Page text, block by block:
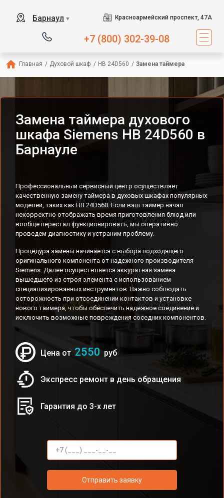
Барнаул ▼ Красноармейский проспект, 47А
+7 (800) 302-39-08
Главная / Духовой шкаф / HB 24D560 / Замена таймера
Замена таймера духового
шкафа Siemens HB 24D560 в
Барнауле
Профессиональный сервисный центр осуществляет
качественную замену таймера в духовых шкафах популярных
моделей, таких как HB 24D560. Если ваш таймер начал
некорректно отображать время приготовления блюд или
вообще перестал функционировать, мы оперативно
проведем диагностику и устраним проблему.
Процедура замены начинается с выбора подходящего
оригинального компонента от надежного производителя
Siemens. Далее осуществляется аккуратная замена
вышедшего из строя элемента с использованием
специализированных инструментов. Важно соблюдать
осторожность при отсоединении контактов и установке
нового таймера, чтобы обеспечить надежное соединение и
исключить возможные повреждения соседних компонентов.
Цена от 2550 руб
Экспресс ремонт в день обращения
Гарантия до 3-х лет
Отправить заявку